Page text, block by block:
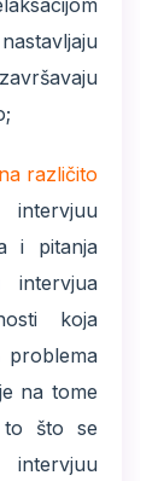
različito
intervjuu
i pitanja
koja
problema
na tome
to što se